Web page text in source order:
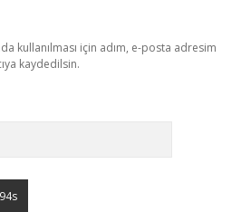
kullanılması için adım, e-posta adresim
kaydedilsin.